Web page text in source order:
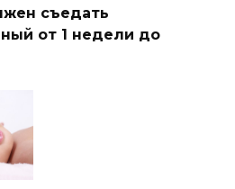
съедать
от 1 недели до